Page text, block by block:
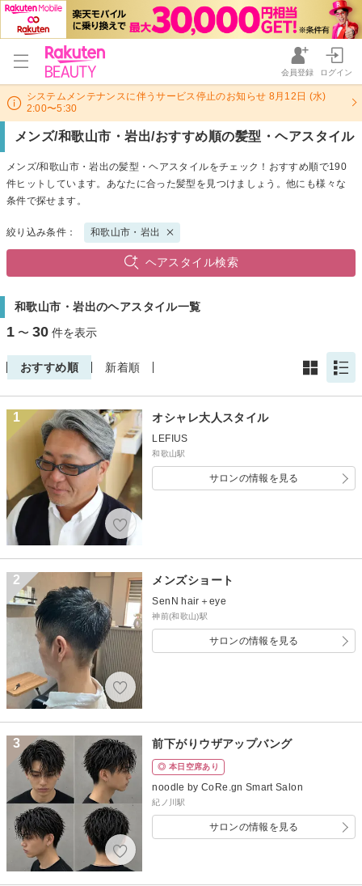
会員登録 ログイン
システムメンテナンスに伴うサービス停止のお知らせ 8月12日 (水)
2:00〜5:30
メンズ/和歌山市・岩出/おすすめ順の髪型・ヘアスタイル
メンズ/和歌山市・岩出の髪型・ヘアスタイルをチェック！おすすめ順で190
件ヒットしています。あなたに合った髪型を見つけましょう。他にも様々な
条件で探せます。
絞り込み条件： 和歌山市・岩出
ヘアスタイル検索
和歌山市・岩出のヘアスタイル一覧
1 〜 30 件を表示
おすすめ順 新着順
1 オシャレ大人スタイル
LEFIUS
和歌山駅
サロンの情報を見る
2 メンズショート
SenN hair＋eye
神前(和歌山)駅
サロンの情報を見る
3 前下がりウザアップバング
◎ 本日空席あり
noodle by CoRe.gn Smart Salon
紀ノ川駅
サロンの情報を見る